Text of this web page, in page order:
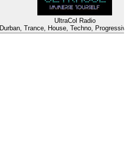
UltraCol Radio
Durban, Trance, House, Techno,